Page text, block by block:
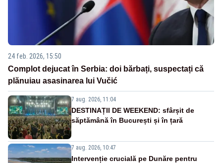
24 feb. 2026, 15:50
Complot dejucat în Serbia: doi bărbați, suspectați că
plănuiau asasinarea lui Vučić
7 aug. 2026, 11:04
DESTINAȚII DE WEEKEND: sfârșit de
săptămână în București și în țară
7 aug. 2026, 10:47
Intervenție crucială pe Dunăre pentru